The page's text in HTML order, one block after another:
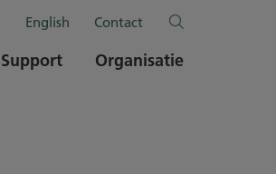
English Contact
Support Organisatie